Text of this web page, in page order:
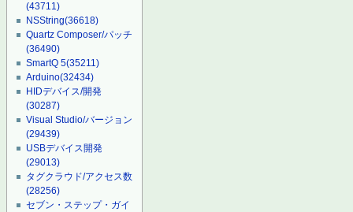
(43711)
NSString(36618)
Quartz Composer/パッチ
(36490)
SmartQ 5(35211)
Arduino(32434)
HIDデバイス/開発
(30287)
Visual Studio/バージョン
(29439)
USBデバイス開発
(29013)
タグクラウド/アクセス数
(28256)
セブン・ステップ・ガイ